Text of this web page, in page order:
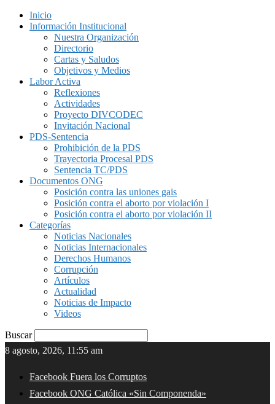
Inicio
Información Institucional
Nuestra Organización
Directorio
Cartas y Saludos
Objetivos y Medios
Labor Activa
Reflexiones
Actividades
Proyecto DIVCODEC
Invitación Nacional
PDS-Sentencia
Prohibición de la PDS
Trayectoria Procesal PDS
Sentencia TC/PDS
Documentos ONG
Posición contra las uniones gais
Posición contra el aborto por violación I
Posición contra el aborto por violación II
Categorías
Noticias Nacionales
Noticias Internacionales
Derechos Humanos
Corrupción
Artículos
Actualidad
Noticias de Impacto
Videos
Buscar
8 agosto, 2026, 11:55 am
Facebook Fuera los Corruptos
Facebook ONG Católica «Sin Componenda»